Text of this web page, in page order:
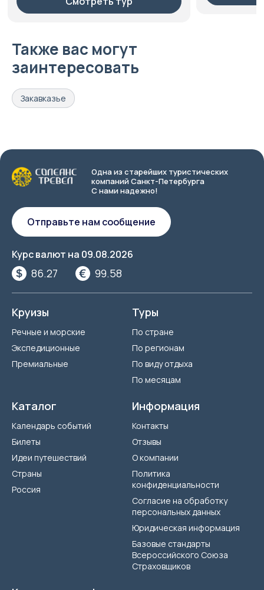
Также вас могут
заинтересовать
Закавказье
Одна из старейших туристических
компаний Санкт-Петербурга
С нами надежно!
Курс валют на 09.08.2026
86.27 99.58
Отправьте нам сообщение
Круизы
Речные и морские
Экспедиционные
Премиальные
Туры
По стране
По регионам
По виду отдыха
По месяцам
Каталог
Календарь событий
Билеты
Идеи путешествий
Страны
Россия
Информация
Контакты
Отзывы
О компании
Политика
конфиденциальности
Согласие на обработку
персональных данных
Юридическая информация
Базовые стандарты
Всероссийского Союза
Страховщиков